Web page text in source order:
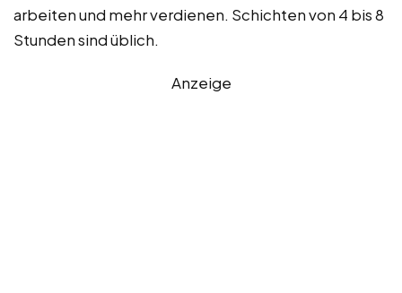
arbeiten und mehr verdienen. Schichten von 4 bis 8
Stunden sind üblich.
Anzeige